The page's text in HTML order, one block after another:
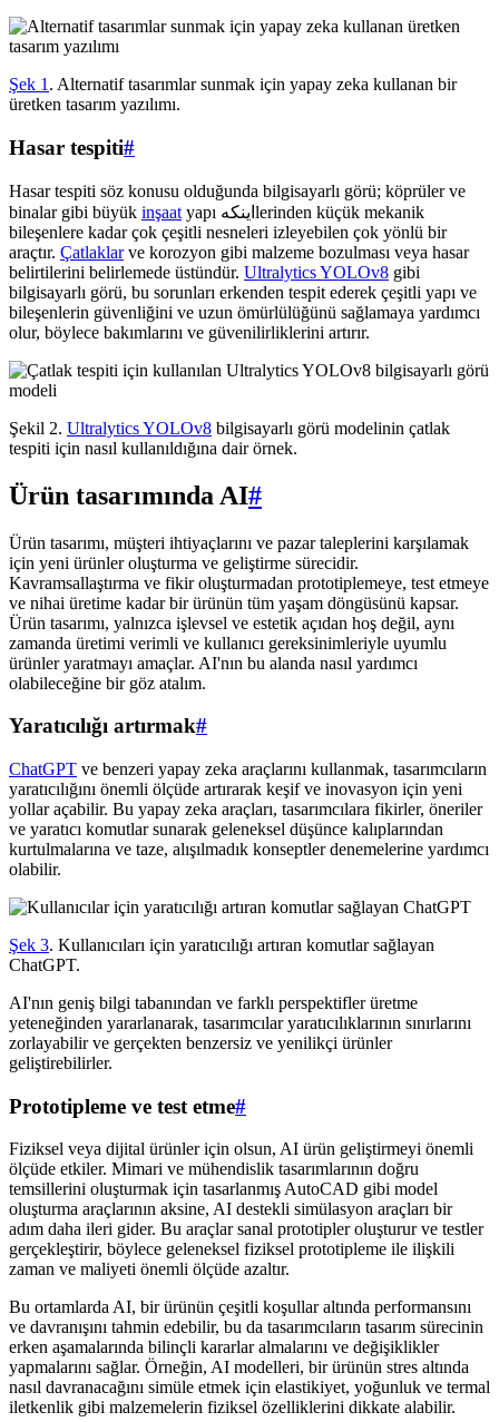
Şek 1 . Alternatif tasarımlar sunmak için yapay zeka kullanan bir
üretken tasarım yazılımı.
Hasar tespiti#
Hasar tespiti söz konusu olduğunda bilgisayarlı görü; köprüler ve
binalar gibi büyük inşaat yapı اینکهlerinden küçük mekanik
bileşenlere kadar çok çeşitli nesneleri izleyebilen çok yönlü bir
araçtır. Çatlaklarve korozyon gibi malzeme bozulması veya hasar
belirtilerini belirlemede üstündür. Ultralytics YOLOv8 gibi
bilgisayarlı görü, bu sorunları erkenden tespit ederek çeşitli yapı ve
bileşenlerin güvenliğini ve uzun ömürlülüğünü sağlamaya yardımcı
olur, böylece bakımlarını ve güvenilirliklerini artırır.
Şekil 2. Ultralytics YOLOv8 bilgisayarlı görü modelinin çatlak
tespiti için nasıl kullanıldığına dair örnek.
Ürün tasarımında AI#
Ürün tasarımı, müşteri ihtiyaçlarını ve pazar taleplerini karşılamak
için yeni ürünler oluşturma ve geliştirme sürecidir.
Kavramsallaştırma ve fikir oluşturmadan prototiplemeye, test etmeye
ve nihai üretime kadar bir ürünün tüm yaşam döngüsünü kapsar.
Ürün tasarımı, yalnızca işlevsel ve estetik açıdan hoş değil, aynı
zamanda üretimi verimli ve kullanıcı gereksinimleriyle uyumlu
ürünler yaratmayı amaçlar. AI'nın bu alanda nasıl yardımcı
olabileceğine bir göz atalım.
Yaratıcılığı artırmak#
ChatGPT ve benzeri yapay zeka araçlarını kullanmak, tasarımcıların
yaratıcılığını önemli ölçüde artırarak keşif ve inovasyon için yeni
yollar açabilir. Bu yapay zeka araçları, tasarımcılara fikirler, öneriler
ve yaratıcı komutlar sunarak geleneksel düşünce kalıplarından
kurtulmalarına ve taze, alışılmadık konseptler denemelerine yardımcı
olabilir.
Şek 3. Kullanıcıları için yaratıcılığı artıran komutlar sağlayan
ChatGPT.
AI'nın geniş bilgi tabanından ve farklı perspektifler üretme
yeteneğinden yararlanarak, tasarımcılar yaratıcılıklarının sınırlarını
zorlayabilir ve gerçekten benzersiz ve yenilikçi ürünler
geliştirebilirler.
Prototipleme ve test etme#
Fiziksel veya dijital ürünler için olsun, AI ürün geliştirmeyi önemli
ölçüde etkiler. Mimari ve mühendislik tasarımlarının doğru
temsillerini oluşturmak için tasarlanmış AutoCAD gibi model
oluşturma araçlarının aksine, AI destekli simülasyon araçları bir
adım daha ileri gider. Bu araçlar sanal prototipler oluşturur ve testler
gerçekleştirir, böylece geleneksel fiziksel prototipleme ile ilişkili
zaman ve maliyeti önemli ölçüde azaltır.
Bu ortamlarda AI, bir ürünün çeşitli koşullar altında performansını
ve davranışını tahmin edebilir, bu da tasarımcıların tasarım sürecinin
erken aşamalarında bilinçli kararlar almalarını ve değişiklikler
yapmalarını sağlar. Örneğin, AI modelleri, bir ürünün stres altında
nasıl davranacağını simüle etmek için elastikiyet, yoğunluk ve termal
iletkenlik gibi malzemelerin fiziksel özelliklerini dikkate alabilir.